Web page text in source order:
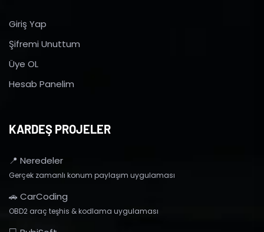
Giriş Yap
Şifremi Unuttum
Üye OL
Hesab Panelim
KARDEŞ PROJELER
📍 Neredeler
Gerçek zamanlı konum paylaşım uygulaması
🚗 CarCoding
OBD2 araç teşhis & kodlama uygulaması